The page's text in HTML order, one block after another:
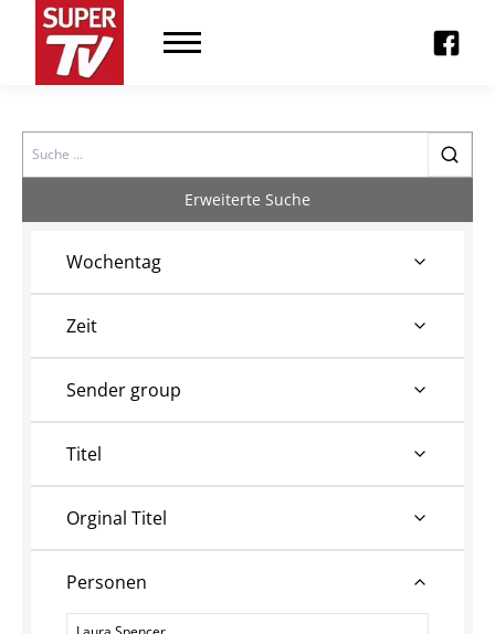
Search
Erweiterte Suche
Wochentag
Zeit
Sender group
Titel
Orginal Titel
Personen
Personen